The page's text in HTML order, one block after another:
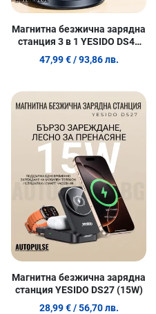
Магнитна безжична зарядна
станция 3 в 1 YESIDO DS40
(25W)
47,99 € / 93,86 лв.
Добави в любими
Сравни продукт
Магнитна безжична зарядна
станция YESIDO DS27 (15W)
28,99 € / 56,70 лв.